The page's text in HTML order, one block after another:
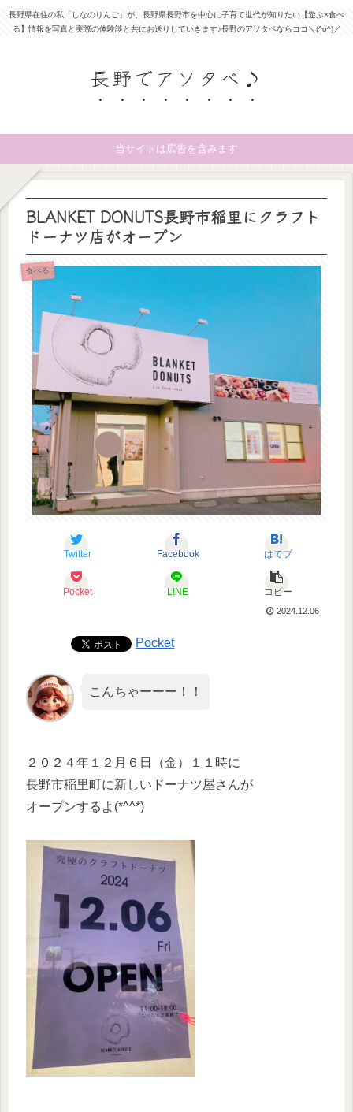
長野県在住の私「しなのりんご」が、長野県長野市を中心に子育て世代が知りたい【遊ぶ×食べ
る】情報を写真と実際の体験談と共にお送りしていきます♪長野のアソタベならココ＼(^o^)／
長野でアソタベ♪
当サイトは広告を含みます
BLANKET DONUTS長野市稲里にクラフト
ドーナツ店がオープン
食べる
Twitter Facebook はてブ
Pocket LINE コピー
2024.12.06
Pocket
こんちゃーーー！！
２０２４年１２月６日（金）１１時に
長野市稲里町に新しいドーナツ屋さんが
オープンするよ(*^^*)